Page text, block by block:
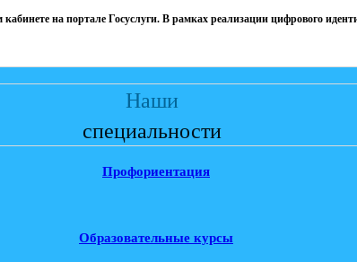
на портале Госуслуги. В рамках реализации цифрового
Наши
специальности
Профориентация
Образовательные курсы